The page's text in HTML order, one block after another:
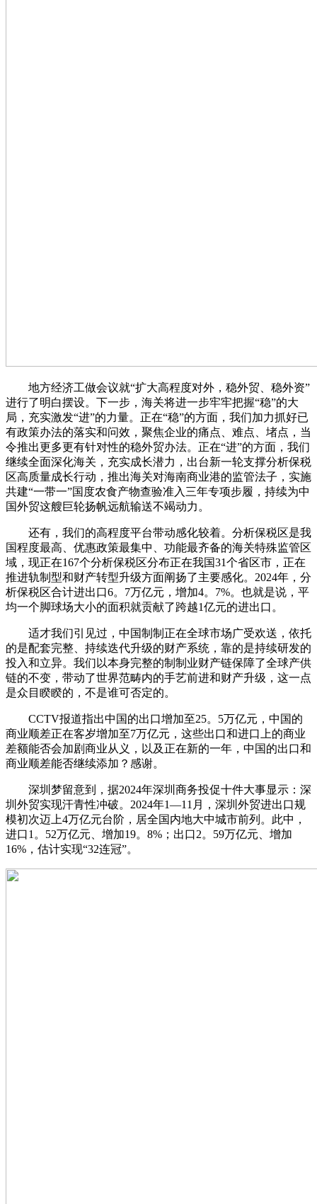
地方经济工做会议就“扩大高程度对外，稳外贸、稳外资”
进行了明白摆设。下一步，海关将进一步牢牢把握“稳”的大
局，充实激发“进”的力量。正在“稳”的方面，我们加力抓好已
有政策办法的落实和问效，聚焦企业的痛点、难点、堵点，当
令推出更多更有针对性的稳外贸办法。正在“进”的方面，我们
继续全面深化海关，充实成长潜力，出台新一轮支撑分析保税
区高质量成长行动，推出海关对海南商业港的监管法子，实施
共建“一带一”国度农食产物查验准入三年专项步履，持续为中
国外贸这艘巨轮扬帆远航输送不竭动力。
还有，我们的高程度平台带动感化较着。分析保税区是我
国程度最高、优惠政策最集中、功能最齐备的海关特殊监管区
域，现正在167个分析保税区分布正在我国31个省区市，正在
推进轨制型和财产转型升级方面阐扬了主要感化。2024年，分
析保税区合计进出口6。7万亿元，增加4。7%。也就是说，平
均一个脚球场大小的面积就贡献了跨越1亿元的进出口。
适才我们引见过，中国制制正在全球市场广受欢送，依托
的是配套完整、持续迭代升级的财产系统，靠的是持续研发的
投入和立异。我们以本身完整的制制业财产链保障了全球产供
链的不变，带动了世界范畴内的手艺前进和财产升级，这一点
是众目睽睽的，不是谁可否定的。
CCTV报道指出中国的出口增加至25。5万亿元，中国的
商业顺差正在客岁增加至7万亿元，这些出口和进口上的商业
差额能否会加剧商业从义，以及正在新的一年，中国的出口和
商业顺差能否继续添加？感谢。
深圳梦留意到，据2024年深圳商务投促十件大事显示：深
圳外贸实现汗青性冲破。2024年1—11月，深圳外贸进出口规
模初次迈上4万亿元台阶，居全国内地大中城市前列。此中，
进口1。52万亿元、增加19。8%；出口2。59万亿元、增加
16%，估计实现“32连冠”。